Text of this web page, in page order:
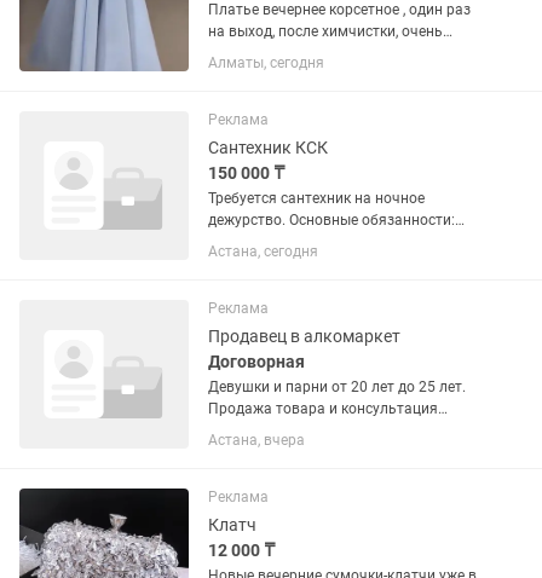
Платье вечернее корсетное , один раз
на выход, после химчистки, очень
красивые!
Алматы, сегодня
Реклама
Сантехник КСК
150 000 ₸
Требуется сантехник на ночное
дежурство. Основные обязанности:
знание работы тепловых узлов,
выполнение аварийных заявок от
График работы: 2 ночи на дежурстве,
затем 2...
Астана, сегодня
Реклама
Продавец в алкомаркет
Договорная
Девушки и парни от 20 лет до 25 лет.
Продажа товара и консультация
клиентов, знание ассортимента,
распределение товара на прилавок,
трудолюбие, без АРЕСТОВ банковских...
Астана, вчера
Реклама
Клатч
12 000 ₸